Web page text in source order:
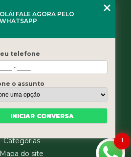
(11) 3461-5871
Home
Quem somos
Serviços
Blog
Categorias
Mapa do site
1
FALE AGORA PELO
telefone
o assunto
INICIAR CONVERSA